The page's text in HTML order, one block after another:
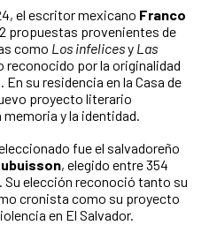
el escritor mexicano Franco
propuestas provenientes de
como Los infelicesy Las
reconocido por la originalidad
su residencia en la Casa de
proyecto literario
memoria y la identidad.
fue el salvadoreño
, elegido entre 354
Su elección reconoció tanto su
cronista como su proyecto
en El Salvador.